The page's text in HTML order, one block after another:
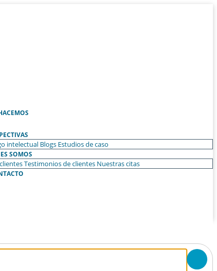
intelectual Blogs Estudios de caso
SOMOS
Testimonios de clientes Nuestras citas